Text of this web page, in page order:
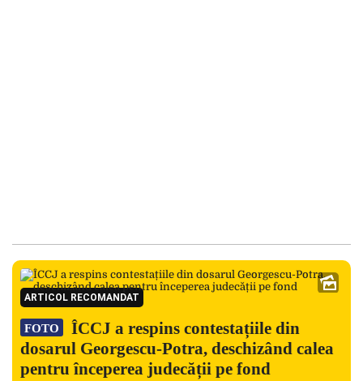
ARTICOL RECOMANDAT
FOTO
ÎCCJ a respins contestațiile din
dosarul Georgescu-Potra, deschizând calea
pentru începerea judecății pe fond